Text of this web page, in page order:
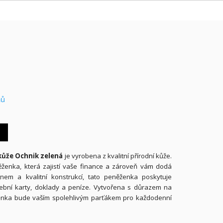
Ochnik zelená je vyrobena z kvalitní přírodní kůže.
která zajistí vaše finance a zároveň vám dodá
a kvalitní konstrukcí, tato peněženka poskytuje
karty, doklady a peníze. Vytvořena s důrazem na
bude vaším spolehlivým parťákem pro každodenní